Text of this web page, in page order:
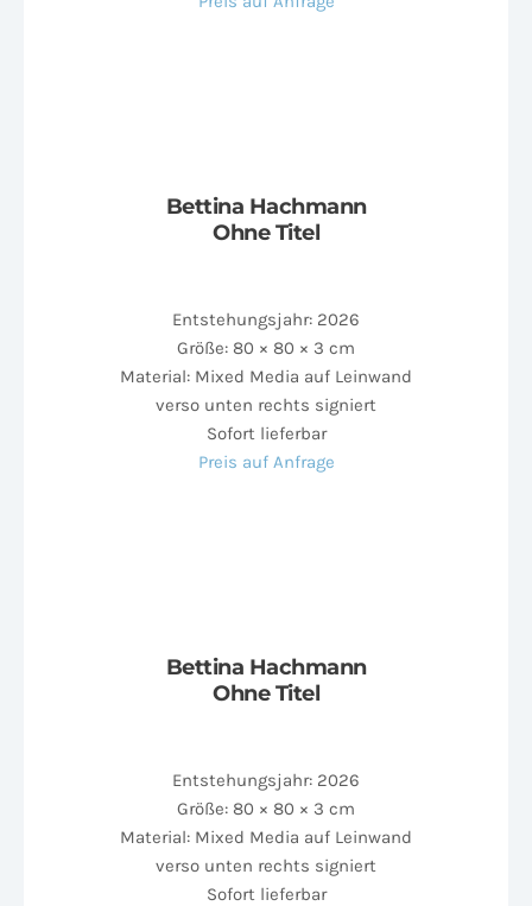
Bettina Hachmann
Ohne Titel
Entstehungsjahr: 2026
Größe: 80 × 80 × 3 cm
Material: Mixed Media auf Leinwand
verso unten rechts signiert
Sofort lieferbar
Preis auf Anfrage
Bettina Hachmann
Ohne Titel
Entstehungsjahr: 2026
Größe: 80 × 80 × 3 cm
Material: Mixed Media auf Leinwand
verso unten rechts signiert
Sofort lieferbar